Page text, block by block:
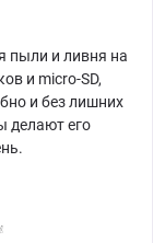
пыли и ливня на
и micro-SD,
и без лишних
делают его